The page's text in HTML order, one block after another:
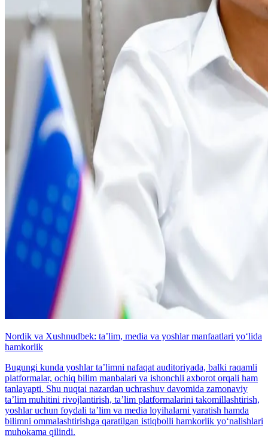
Nordik va Xushnudbek: taʼlim, media va yoshlar manfaatlari yo‘lida
hamkorlik
Bugungi kunda yoshlar taʼlimni nafaqat auditoriyada, balki raqamli
platformalar, ochiq bilim manbalari va ishonchli axborot orqali ham
tanlayapti. Shu nuqtai nazardan uchrashuv davomida zamonaviy
taʼlim muhitini rivojlantirish, taʼlim platformalarini takomillashtirish,
yoshlar uchun foydali taʼlim va media loyihalarni yaratish hamda
bilimni ommalashtirishga qaratilgan istiqbolli hamkorlik yo‘nalishlari
muhokama qilindi.